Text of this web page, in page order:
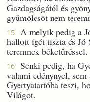
Gazdagságától és
gyümölcsöt nem
15
A melyik pedig a
hallott ígét tiszta és
teremnek béketûréssel.
16
Senki pedig, ha
valami edénynyel,
Gyertyatartóba teszi,
Világot.